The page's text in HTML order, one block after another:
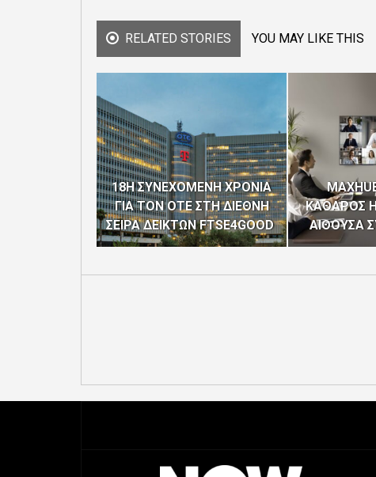
RELATED STORIES YOU MAY LIKE THIS
18Η ΣΥΝΕΧΟΜΕΝΗ ΧΡΟΝΙΑ
ΓΙΑ ΤΟΝ ΟΤΕ ΣΤΗ ΔΙΕΘΝΗ
ΣΕΙΡΑ ΔΕΙΚΤΩΝ FTSE4GOOD
ΚΑΘΑΡΟΣ
ΑΙΘΟΥΣΑ